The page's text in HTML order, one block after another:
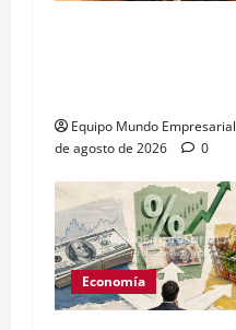
Equipo Mundo Empresarial
de agosto de 2026
0
Economía